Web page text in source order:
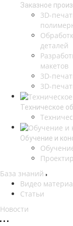
Заказное
3D-
деталей
макетов
3D-
3D-
Техническое
Обучение и
База знаний
Видео
Статьи
Новости